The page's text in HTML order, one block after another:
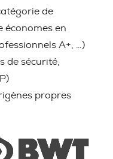
de
économes en
A+, …)
de sécurité,
propres